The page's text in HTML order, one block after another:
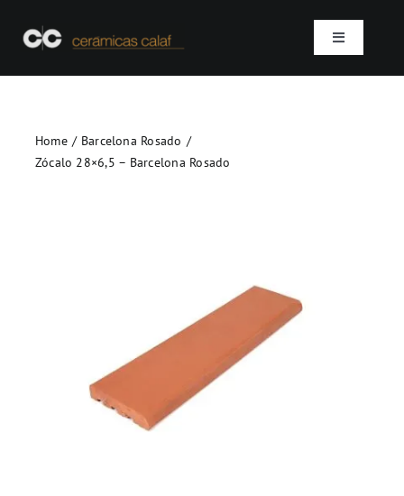
Toggle
Quienes somos
Home
Barcelona Rosado
Zócalo 28×6,5 – Barcelona Rosado